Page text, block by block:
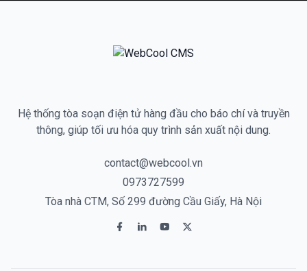
Hệ thống tòa soạn điện tử hàng đầu cho báo chí và truyền
thông, giúp tối ưu hóa quy trình sản xuất nội dung.
contact@webcool.vn
0973727599
Tòa nhà CTM, Số 299 đường Cầu Giấy, Hà Nội